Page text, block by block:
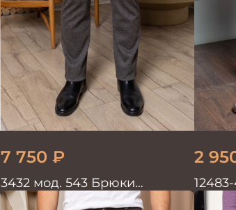
7 750 ₽
3432 мод. 543 Брюки
мужские коричневые
2